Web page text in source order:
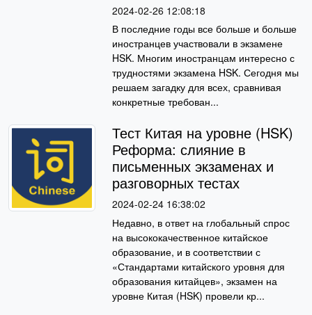
2024-02-26 12:08:18
В последние годы все больше и больше
иностранцев участвовали в экзамене
HSK. Многим иностранцам интересно с
трудностями экзамена HSK. Сегодня мы
решаем загадку для всех, сравнивая
конкретные требован...
Тест Китая на уровне (HSK)
Реформа: слияние в
письменных экзаменах и
разговорных тестах
2024-02-24 16:38:02
Недавно, в ответ на глобальный спрос
на высококачественное китайское
образование, и в соответствии с
«Стандартами китайского уровня для
образования китайцев», экзамен на
уровне Китая (HSK) провели кр...